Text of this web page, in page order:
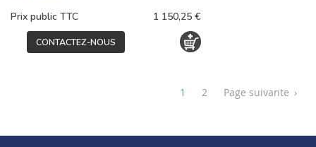
Prix public TTC 1 150,25 €
CONTACTEZ-NOUS
1 2 ›
Page suivante